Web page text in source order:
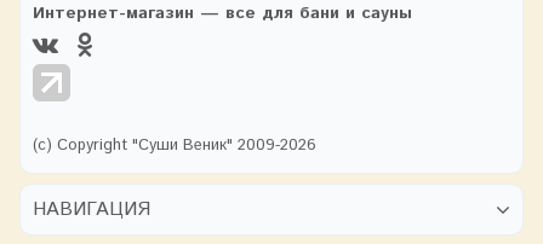
Интернет-магазин — все для бани и сауны
(с) Copyright "Суши Веник" 2009-2026
НАВИГАЦИЯ